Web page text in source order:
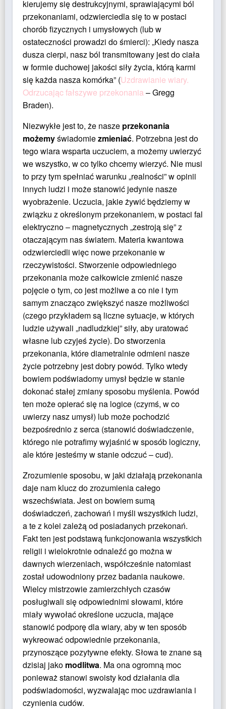
kierujemy się destrukcyjnymi, sprawiającymi ból
przekonaniami, odzwierciedla się to w postaci
chorób fizycznych i umysłowych (lub w
ostateczności prowadzi do śmierci): „Kiedy nasza
dusza cierpi, nasz ból transmitowany jest do ciała
w formie duchowej jakości siły życia, którą karmi
się każda nasza komórka” (Uzdrawianie wiary.
Odrzucając fałszywe przekonania– Gregg
Braden).
Niezwykłe jest to, że nasze przekonania
możemyświadomiezmieniać. Potrzebna jest do
tego wiara wsparta uczuciem, a możemy uwierzyć
we wszystko, w co tylko chcemy wierzyć. Nie musi
to przy tym spełniać warunku „realności” w opinii
innych ludzi i może stanowić jedynie nasze
wyobrażenie. Uczucia, jakie żywić będziemy w
związku z określonym przekonaniem, w postaci fal
elektryczno – magnetycznych „zestroją się” z
otaczającym nas światem. Materia kwantowa
odzwierciedli więc nowe przekonanie w
rzeczywistości. Stworzenie odpowiedniego
przekonania może całkowicie zmienić nasze
pojęcie o tym, co jest możliwe a co nie i tym
samym znacząco zwiększyć nasze możliwości
(czego przykładem są liczne sytuacje, w których
ludzie używali „nadludzkiej” siły, aby uratować
własne lub czyjeś życie). Do stworzenia
przekonania, które diametralnie odmieni nasze
życie potrzebny jest dobry powód. Tylko wtedy
bowiem podświadomy umysł będzie w stanie
dokonać stałej zmiany sposobu myślenia. Powód
ten może opierać się na logice (czymś, w co
uwierzy nasz umysł) lub może pochodzić
bezpośrednio z serca (stanowić doświadczenie,
którego nie potrafimy wyjaśnić w sposób logiczny,
ale które jesteśmy w stanie odczuć – cud).
Zrozumienie sposobu, w jaki działają przekonania
daje nam klucz do zrozumienia całego
wszechświata. Jest on bowiem sumą
doświadczeń, zachowań i myśli wszystkich ludzi,
a te z kolei zależą od posiadanych przekonań.
Fakt ten jest podstawą funkcjonowania wszystkich
religii i wielokrotnie odnaleźć go można w
dawnych wierzeniach, współcześnie natomiast
został udowodniony przez badania naukowe.
Wielcy mistrzowie zamierzchłych czasów
posługiwali się odpowiednimi słowami, które
miały wywołać określone uczucia, mające
stanowić podporę dla wiary, aby w ten sposób
wykreować odpowiednie przekonania,
przynoszące pozytywne efekty. Słowa te znane są
dzisiaj jako modlitwa. Ma ona ogromną moc
ponieważ stanowi swoisty kod działania dla
podświadomości, wyzwalając moc uzdrawiania i
czynienia cudów.